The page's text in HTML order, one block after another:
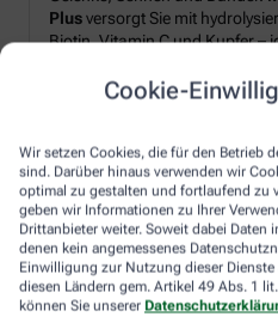
Cookie-
Wir setzen Cookies, die für den Betrieb
sind. Darüber hinaus verwenden wir
optimal zu gestalten und fortlaufend zu
geben wir Informationen zu Ihrer
Drittanbieter weiter. Soweit dabei Daten
denen kein angemessenes
Einwilligung zur Nutzung dieser
diesen Ländern gem. Artikel 49 Abs. 1
können Sie unserer
Plusversorgt Sie mit
Biotin, Vitamin C und Kupfer –
Produkt‑Highlights:
Hydrolysiertes Kollagen plus
Pulverform – leicht löslich,
Schnell angerührt: morgens
Ihr Genussmoment: